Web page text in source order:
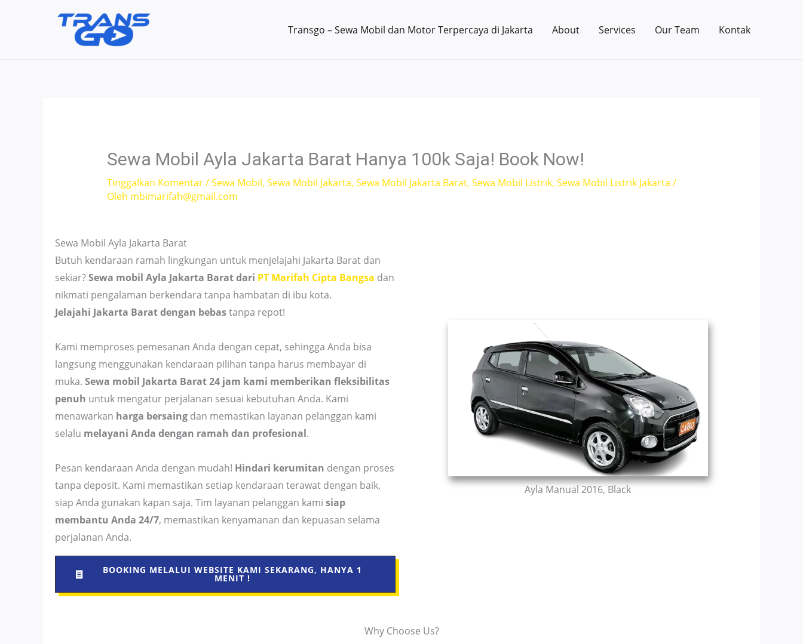
Transgo – Sewa Mobil dan Motor Terpercaya di Jakarta About Services Our Team Kontak
Sewa Mobil Ayla Jakarta Barat Hanya 100k Saja! Book Now!
Tinggalkan Komentar/Sewa Mobil, Sewa Mobil Jakarta, Sewa Mobil Jakarta Barat, Sewa Mobil Listrik, Sewa Mobil Listrik Jakarta /
Oleh mbimarifah@gmail.com
Sewa Mobil Ayla Jakarta Barat
Butuh kendaraan ramah lingkungan untuk menjelajahi Jakarta Barat dan
sekiar?Sewa mobil Ayla Jakarta Barat dari PT Marifah Cipta Bangsa dan
nikmati pengalaman berkendara tanpa hambatan di ibu kota.
Jelajahi Jakarta Barat dengan bebastanpa repot!
Kami memproses pemesanan Anda dengan cepat, sehingga Anda bisa
langsung menggunakan kendaraan pilihan tanpa harus membayar di
muka. Sewa mobil Jakarta Barat 24 jam kami memberikan fleksibilitas
penuh untuk mengatur perjalanan sesuai kebutuhan Anda. Kami
menawarkan harga bersaing dan memastikan layanan pelanggan kami
selalu melayani Anda dengan ramah dan profesional.
Pesan kendaraan Anda dengan mudah! Hindari kerumitan dengan proses
tanpa deposit. Kami memastikan setiap kendaraan terawat dengan baik,
siap Anda gunakan kapan saja. Tim layanan pelanggan kami siap
membantu Anda 24/7, memastikan kenyamanan dan kepuasan selama
perjalanan Anda.
BOOKING MELALUI WEBSITE KAMI SEKARANG, HANYA 1
MENIT !
Ayla Manual 2016, Black
Why Choose Us?